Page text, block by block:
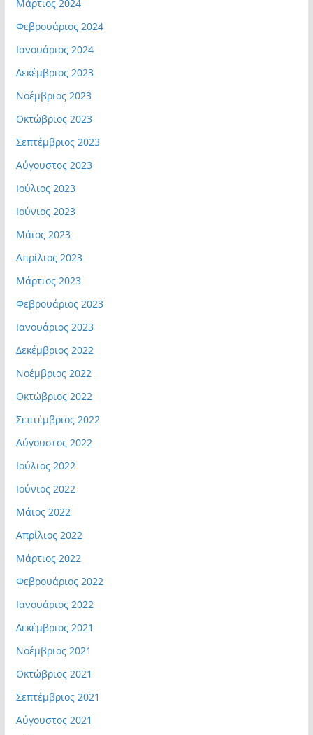
Μάρτιος 2024
Φεβρουάριος 2024
Ιανουάριος 2024
Δεκέμβριος 2023
Νοέμβριος 2023
Οκτώβριος 2023
Σεπτέμβριος 2023
Αύγουστος 2023
Ιούλιος 2023
Ιούνιος 2023
Μάιος 2023
Απρίλιος 2023
Μάρτιος 2023
Φεβρουάριος 2023
Ιανουάριος 2023
Δεκέμβριος 2022
Νοέμβριος 2022
Οκτώβριος 2022
Σεπτέμβριος 2022
Αύγουστος 2022
Ιούλιος 2022
Ιούνιος 2022
Μάιος 2022
Απρίλιος 2022
Μάρτιος 2022
Φεβρουάριος 2022
Ιανουάριος 2022
Δεκέμβριος 2021
Νοέμβριος 2021
Οκτώβριος 2021
Σεπτέμβριος 2021
Αύγουστος 2021